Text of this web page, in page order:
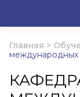
Главная >